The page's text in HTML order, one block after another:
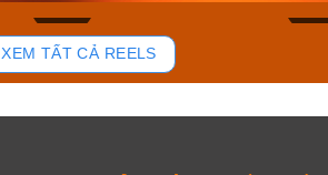
37
XEM TẤT CẢ REELS